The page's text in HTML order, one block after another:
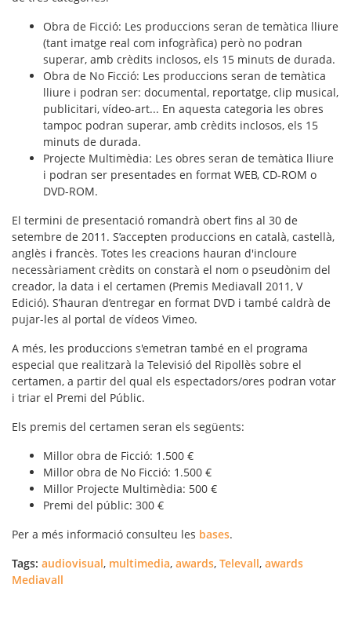
Obra de Ficció: Les produccions seran de temàtica lliure
(tant imatge real com infogràfica) però no podran
superar, amb crèdits inclosos, els 15 minuts de durada.
Obra de No Ficció: Les produccions seran de temàtica
lliure i podran ser: documental, reportatge, clip musical,
publicitari, vídeo-art... En aquesta categoria les obres
tampoc podran superar, amb crèdits inclosos, els 15
minuts de durada.
Projecte Multimèdia: Les obres seran de temàtica lliure
i podran ser presentades en format WEB, CD-ROM o
DVD-ROM.
El termini de presentació romandrà obert fins al 30 de
setembre de 2011. S’accepten produccions en català, castellà,
anglès i francès. Totes les creacions hauran d'incloure
necessàriament crèdits on constarà el nom o pseudònim del
creador, la data i el certamen (Premis Mediavall 2011, V
Edició). S’hauran d’entregar en format DVD i també caldrà de
pujar-les al portal de vídeos Vimeo.
A més, les produccions s'emetran també en el programa
especial que realitzarà la Televisió del Ripollès sobre el
certamen, a partir del qual els espectadors/ores podran votar
i triar el Premi del Públic.
Els premis del certamen seran els següents:
Millor obra de Ficció: 1.500 €
Millor obra de No Ficció: 1.500 €
Millor Projecte Multimèdia: 500 €
Premi del públic: 300 €
Per a més informació consulteu les bases.
Tags: audiovisual, multimedia, awards, Televall, awards
Mediavall